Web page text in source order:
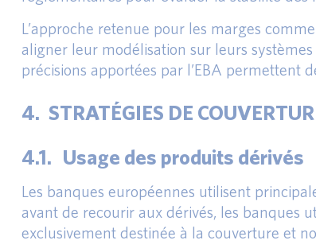
L’approche retenue pour les marges
aligner leur modélisation sur leurs
précisions apportées par l’EBA permettent
4. STRATÉGIES DE
4.1. Usage des produits dérivés
Les banques européennes utilisent
avant de recourir aux dérivés, les banques
exclusivement destinée à la couverture et